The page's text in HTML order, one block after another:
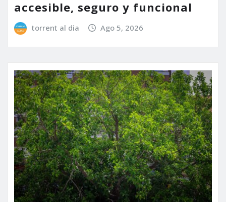
accesible, seguro y funcional
torrent al dia Ago 5, 2026